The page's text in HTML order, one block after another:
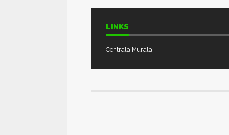
LINKS
Centrala Murala